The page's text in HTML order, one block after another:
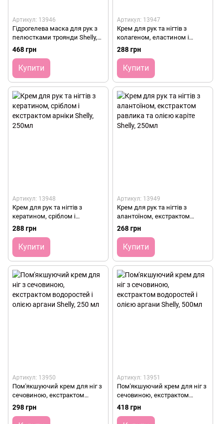
Артикул: 13946
Гідрогелева маска для рук з
пелюстками троянди Shelly,
200г
468 грн
Купити
Артикул: 13947
Крем для рук та нігтів з
колагеном, еластином і
екстрактом півонії Shelly,
250мл
288 грн
Купити
Артикул: 13948
Крем для рук та нігтів з
кератином, сріблом і
екстрактом арніки Shelly,
250мл
288 грн
Купити
Артикул: 13949
Крем для рук та нігтів з
алантоїном, екстрактом
равлика та олією каріте Shelly,
250мл
268 грн
Купити
Артикул: 13950
Пом'якшуючий крем для ніг з
сечовиною, екстрактом
водоростей і олією аргани
Shelly, 250 мл
298 грн
Артикул: 13951
Пом'якшуючий крем для ніг з
сечовиною, екстрактом
водоростей і олією аргани
Shelly, 500мл
418 грн